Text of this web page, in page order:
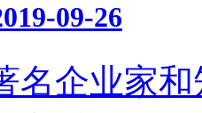
09-26
名企业家